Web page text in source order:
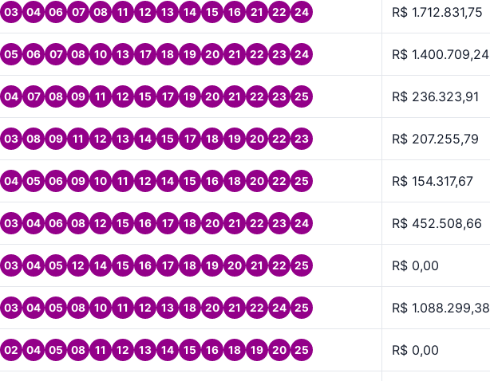
03 04 06 07 08 11 12 13 14 15 16 21 22 24 R$ 1.712.831,75
05 06 07 08 10 13 17 18 19 20 21 22 23 24 R$ 1.400.709,24
04 07 08 09 11 12 15 17 19 20 21 22 23 25 R$ 236.323,91
03 08 09 11 12 13 14 15 17 18 19 20 22 23 R$ 207.255,79
04 05 06 09 10 11 12 14 15 16 18 20 22 25 R$ 154.317,67
03 04 06 08 12 15 16 17 18 20 21 22 23 24 R$ 452.508,66
03 04 05 12 14 15 16 17 18 19 20 21 22 25 R$ 0,00
03 04 05 08 10 11 12 13 18 20 21 22 24 25 R$ 1.088.299,38
02 04 05 08 11 12 13 14 15 16 18 19 20 25 R$ 0,00